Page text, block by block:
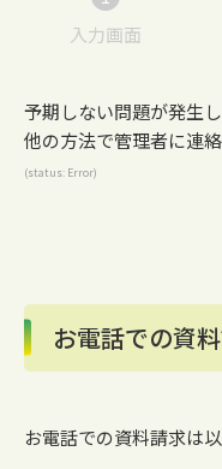
入力画面
示
さ
で
す。
予期しない問題が発生
他の方法で管理者に連
(status: Error)
お電話での資
お電話での資料請求は